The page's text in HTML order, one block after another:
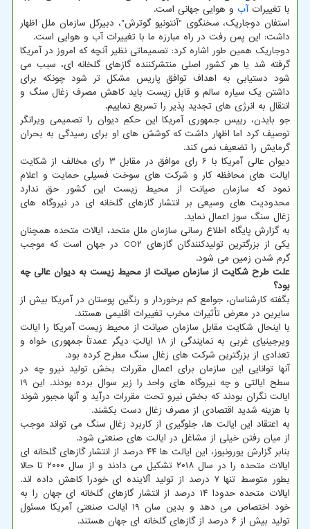
با تغییرات آب و هوایی جهانی است.
استفان دوجاریک، سخنگوی "آنتونیو گوترش"، دبیرکل سازمان ملل اظهار
داشت: این پس رفت در راه مبارزه ما با تغییرات آب و هوایی است.
دوجاریک همین طور اشاره کرد: تصمیماتی نظیر آنچه که امروز در آمریکا
گرفته شد یا هر کشور اصلی منتشرکننده گازهای گلخانه ای، سبب می
شود دستیابی به اهداف توافق پاریس مشکل تر شود چونکه برای
داشتن یک سیاره سالم و قابل زیست باید کاهش مصرف زغال سنگ و
انتقال به انرژی های تجدید پذیر را تسریع نماییم.
جو بایدن، رییس جمهوری آمریکا این حکمِ دیوان را تصمیمی ویرانگر
توصیف کرد اما اظهار داشت که کوشش های او برای رسیدگی به بحران
گرمایش را تضعیف نمی کند.
دیوان عالی آمریکا با ۶ رای موافق در مقابل ۳ رای مخالف از شکایت
ایالت های محافظه کار و شرکت های سوخت فسیلی حمایت و اعلام
نمود که سازمان صیانت از محیط زیست این کشور حق ندارد
محدودیت های وسیعی بر انتشار گازهای گلخانه ای در نیروگاه های
زغال سنگ سوز اعمال نماید.
به گزارش پایگاه اطلاع رسانی سازمان ملل متحد، ایالات متحده همچنان
یکی از بزرگترین تولیدکنندگان گازهای CO۲ در جهان است که موجب
گرم شدن زمین می شود.
علت طرح شکایت از سازمان صیانت از محیط زیست به دیوان عالی چه
بود؟
بگفته کارشناسان، جوامع کم برخوردار و رنگین پوستان در آمریکا بیش از
سایرین در معرض تأثیرات مخرب تغییرات اقلیمی هستند.
با اینحال شکایت مقابل سازمان صیانت از محیط زیست آمریکا را ایالت
ویرجینیای غربی به نمایندگی از ۱۸ ایالتِ دیگر عمدتاً جمهوری خواه و
تعدادی از بزرگترین شرکت های زغال سنگ مطرح کرده بود.
آنها توانایی این سازمان برای اعمال مقررات بخش تولید نیرو چه در
سطح ایالتی و چه نیروگاه های واحد را زیر سوال برده بودند. این ۱۹
ایالت نگران بودند که بخش نیرو تحت مقررات درآید و آنها مجبور شوند
با هزینه شدید اقتصادی از مصرف زغال دست بکشند.
به اعتقاد این ایالت ها، جلوگیری از کاربرد زغال سنگ می تواند موجب
از میان رفتن خیلی از مشاغل در ایالت های صنعتی شود.
بنابر گزارش یورونیوز، این ایالت ها ۴۴ درصد از انتشار گازهای گلخانه ای
ایالات متحده را در سال ۲۰۱۸ تشکیل می دادند و از سال ۲۰۰۰ تا حالا
بطور متوسط تنها ۷ درصد از تولید آلاینده ای خودرا کاهش داده اند.
ایالات متحده حدودا ۱۴ درصد از انتشار گازهای گلخانه ای جهان را به
خود اختصاص می دهد و بدین سان ۱۹ ایالت صنعتی آمریکا مسئول
تولید بیش از ۶ درصد از گازهای گلخانه ای جهان هستند.